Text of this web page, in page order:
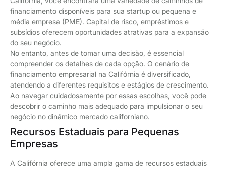
financiamento disponíveis para sua startup ou pequena e
média empresa (PME). Capital de risco, empréstimos e
subsídios oferecem oportunidades atrativas para a expansão
do seu negócio.
No entanto, antes de tomar uma decisão, é essencial
compreender os detalhes de cada opção. O cenário de
financiamento empresarial na Califórnia é diversificado,
atendendo a diferentes requisitos e estágios de crescimento.
Ao navegar cuidadosamente por essas escolhas, você pode
descobrir o caminho mais adequado para impulsionar o seu
negócio no dinâmico mercado californiano.
Recursos Estaduais para Pequenas
Empresas
A Califórnia oferece uma ampla gama de recursos estaduais